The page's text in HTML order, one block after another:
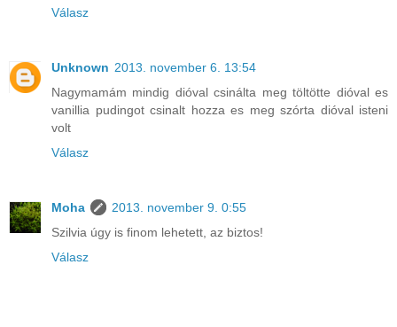
Válasz
Unknown 2013. november 6. 13:54
Nagymamám mindig dióval csinálta meg töltötte dióval es
vanillia pudingot csinalt hozza es meg szórta dióval isteni
volt
Válasz
Moha
2013. november 9. 0:55
Szilvia úgy is finom lehetett, az biztos!
Válasz